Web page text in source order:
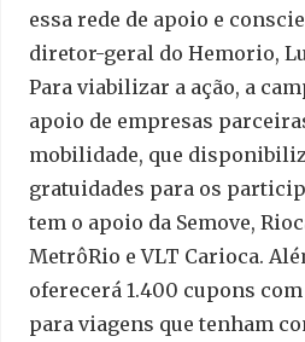
essa rede de apoio e
diretor-geral do Hemorio,
Para viabilizar a ação, a
apoio de empresas
mobilidade, que
gratuidades para os
tem o apoio da Semove,
MetrôRio e VLT Carioca.
oferecerá 1.400 cupons
para viagens que tenham